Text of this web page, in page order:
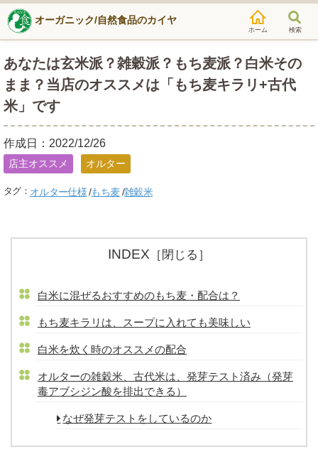
オーガニック/自然食品のカイヤ
検索
あなたは玄米派？雑穀派？もち麦派？白米その
まま？当店のオススメは「もち麦キラリ+古代
米」です
作成日：2022/12/26
店主オススメ オルター
オルター仕様 もち麦 雑穀米
INDEX ［閉じる］
白米に混ぜるおすすめのもち麦・配合は？
もち麦キラリは、スープに入れても美味しい
白米を炊く時のオススメの配合
オルターの雑穀米、古代米は、発芽テスト済み（発芽
毒アブシジン酸を排出できる）
なぜ発芽テストをしているのか